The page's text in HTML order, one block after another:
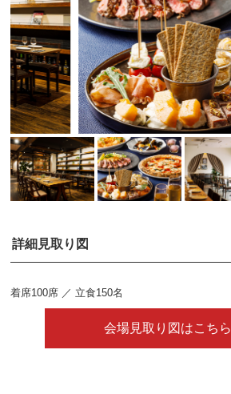
詳細見取り図
着席100席 ／ 立食150名
会場見取り図はこちら